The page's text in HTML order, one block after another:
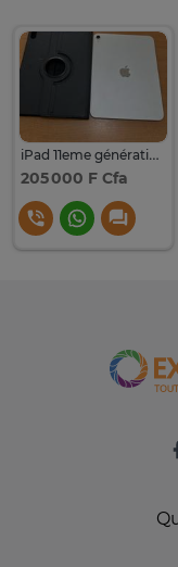
iPad 11eme génération 128
205 000 F Cfa